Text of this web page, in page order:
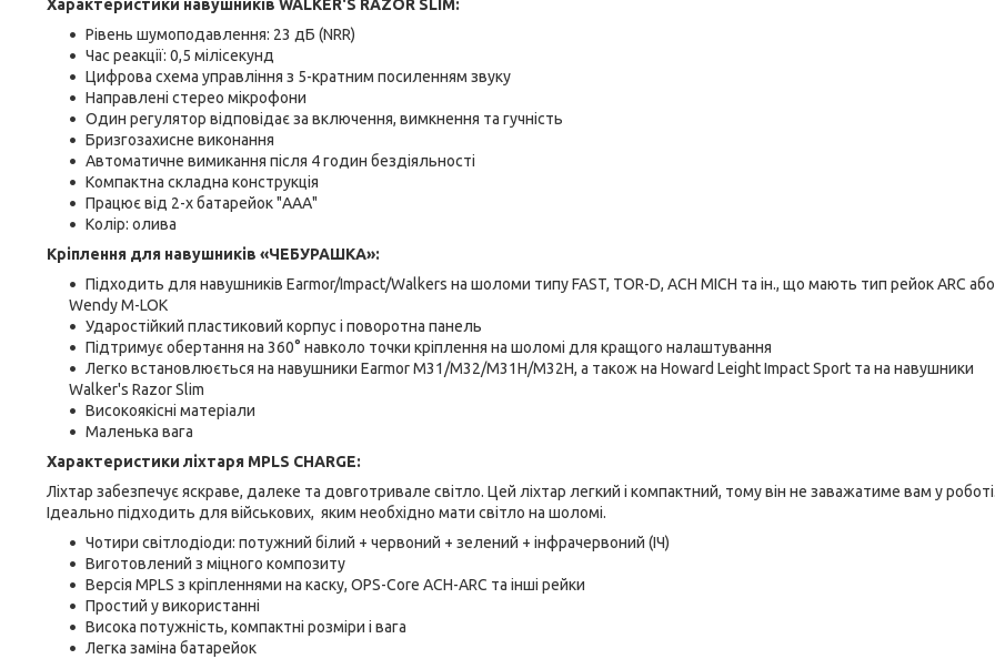
Характеристики навушників WALKER'S RAZOR SLIM:
Рівень шумоподавлення: 23 дБ (NRR)
Час реакції: 0,5 мілісекунд
Цифрова схема управління з 5-кратним посиленням звуку
Направлені стерео мікрофони
Один регулятор відповідає за включення, вимкнення та гучність
Бризгозахисне виконання
Автоматичне вимикання після 4 годин бездіяльності
Компактна складна конструкція
Працює від 2-х батарейок "ААА"
Колір: олива
Кріплення для навушників «ЧЕБУРАШКА»:
Підходить для навушників Earmor/Impact/Walkers на шоломи типу FAST, TOR-D, ACH MICH та ін., що мають тип рейок ARC або
Wendy M-LOK
Ударостійкий пластиковий корпус і поворотна панель
Підтримує обертання на 360° навколо точки кріплення на шоломі для кращого налаштування
Легко встановлюється на навушники Earmor M31/M32/M31H/M32H, а також на Howard Leight Impact Sport та на навушники
Walker's Razor Slim
Високоякісні матеріали
Маленька вага
Характеристики ліхтаря MPLS CHARGE:
Ліхтар забезпечує яскраве, далеке та довготривале світло. Цей ліхтар легкий і компактний, тому він не заважатиме вам у роботі.
Ідеально підходить для військових, яким необхідно мати світло на шоломі.
Чотири світлодіоди: потужний білий + червоний + зелений + інфрачервоний (ІЧ)
Виготовлений з міцного композиту
Версія MPLS з кріпленнями на каску, OPS-Core ACH-ARC та інші рейки
Простий у використанні
Висока потужність, компактні розміри і вага
Легка заміна батарейок